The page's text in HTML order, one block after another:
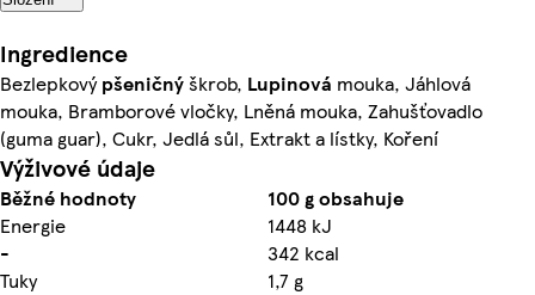
Ingredience
Bezlepkovýpšeničnýškrob, Lupinová mouka, Jáhlová
mouka, Bramborové vločky, Lněná mouka, Zahušťovadlo
(guma guar), Cukr, Jedlá sůl, Extrakt a lístky, Koření
Výživové údaje
Běžné hodnoty
100 g obsahuje
Energie
1448 kJ
-
342 kcal
Tuky
1,7 g